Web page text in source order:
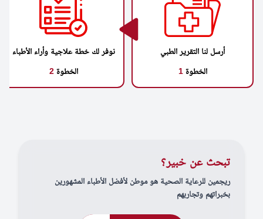
أرسل لنا التقرير الطبي
الخطوة1
نوفر لك خطة علاجية وأراء الأطباء
الخطوة2
تبحث عن خبير؟
ريجمين للرعاية الصحية هو موطن لأفضل الأطباء المشهورين
بخبراتهم وتجاربهم